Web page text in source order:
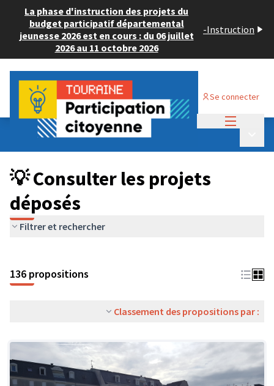
La phase d'instruction des projets du
budget participatif départemental
jeunesse 2026 est en cours : du 06 juillet
2026 au 11 octobre 2026
-Instruction
Se connecter
Budget Participatif JEUNESSE 2024
💡 Consulter les projets déposés
💡 Consulter les projets
déposés
Filtrer et rechercher
136 propositions
Classement des propositions par :